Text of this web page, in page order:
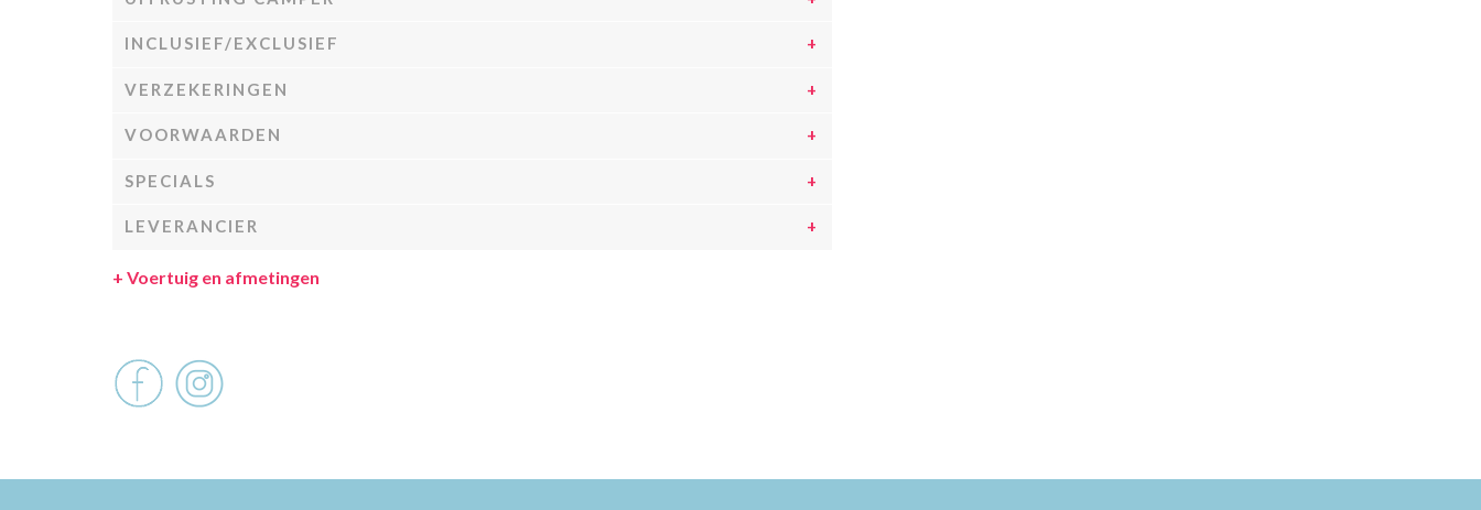
INCLUSIEF/EXCLUSIEF
VERZEKERINGEN
VOORWAARDEN
SPECIALS
LEVERANCIER
+ Voertuig en afmetingen